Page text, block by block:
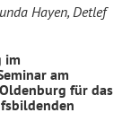
Hayen, Detlef
im
am
für das